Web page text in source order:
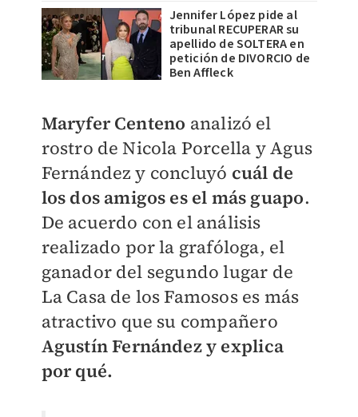
Jennifer López pide al
tribunal RECUPERAR su
apellido de SOLTERA en
petición de DIVORCIO de
Ben Affleck
Maryfer Centeno analizó el
rostro de Nicola Porcella y Agus
Fernández y concluyó cuál de
los dos amigos es el más guapo.
De acuerdo con el análisis
realizado por la grafóloga, el
ganador del segundo lugar de
La Casa de los Famosos es más
atractivo que su compañero
Agustín Fernández y explica
por qué.